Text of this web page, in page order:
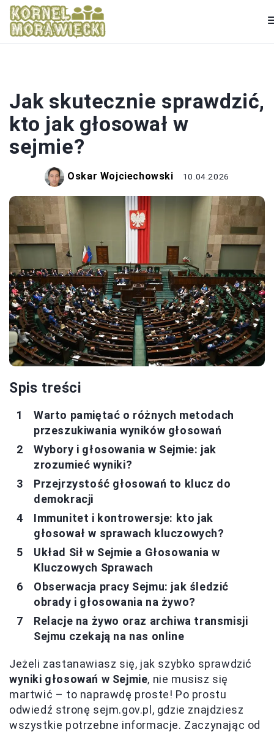
Jak skutecznie sprawdzić,
kto jak głosował w
sejmie?
Oskar Wojciechowski 10.04.2026
Spis treści
Warto pamiętać o różnych metodach
przeszukiwania wyników głosowań
Wybory i głosowania w Sejmie: jak
zrozumieć wyniki?
Przejrzystość głosowań to klucz do
demokracji
Immunitet i kontrowersje: kto jak
głosował w sprawach kluczowych?
Układ Sił w Sejmie a Głosowania w
Kluczowych Sprawach
Obserwacja pracy Sejmu: jak śledzić
obrady i głosowania na żywo?
Relacje na żywo oraz archiwa transmisji
Sejmu czekają na nas online
Jeżeli zastanawiasz się, jak szybko sprawdzić
wyniki głosowań w Sejmie, nie musisz się
martwić – to naprawdę proste! Po prostu
odwiedź stronę sejm.gov.pl, gdzie znajdziesz
wszystkie potrzebne informacje. Zaczynając od